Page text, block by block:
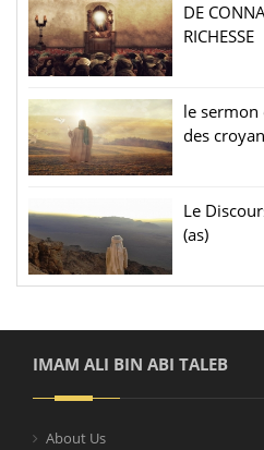
DE
RICHESSE
le
des
Le
(as)
IMAM ALI BIN ABI TALEB
About Us